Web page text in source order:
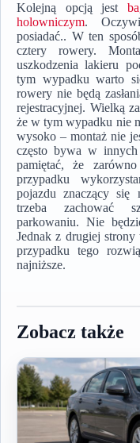
Kolejną opcją jest
holowniczym.
posiadać.. W ten
cztery rowery.
uszkodzenia lakieru
tym wypadku warto
rowery nie będą
rejestracyjnej. Wielką
że w tym wypadku nie
wysoko – montaż nie
często bywa w innych
pamiętać, że
przypadku
pojazdu znaczący się
trzeba zachować
parkowaniu. Nie
Jednak z drugiej
przypadku tego
najniższe.
Zobacz także